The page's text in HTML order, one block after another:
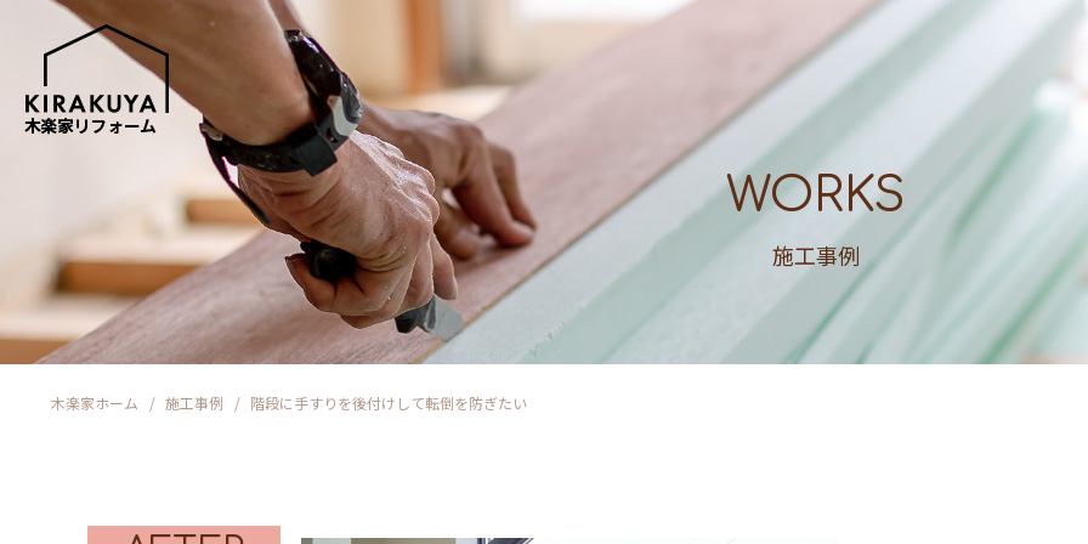
WORKS
施工事例
木楽家ホーム 施工事例 階段に手すりを後付けして転倒を防ぎたい